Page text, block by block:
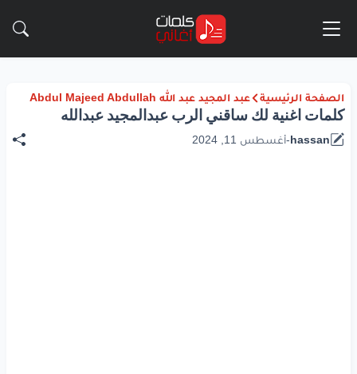
الصفحة الرئيسية عبد المجيد عبد الله Abdul Majeed Abdullah
كلمات اغنية لك ساقني الرب عبدالمجيد عبدالله
hassan
-أغسطس 11, 2024